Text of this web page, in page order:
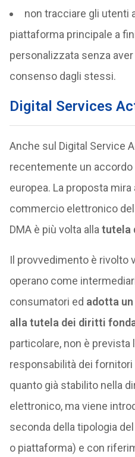
non tracciare gli utenti
piattaforma principale a
personalizzata senza
consenso dagli stessi.
Digital Services
Anche sul Digital Service
recentemente un
europea. La proposta
commercio elettronico
DMA è più volta alla tutela
Il provvedimento è rivolto
operano come
consumatori ed adotta
alla tutela dei diritti
particolare, non è
responsabilità dei
quanto già stabilito nella
elettronico, ma viene
seconda della tipologia
o piattaforma) e con